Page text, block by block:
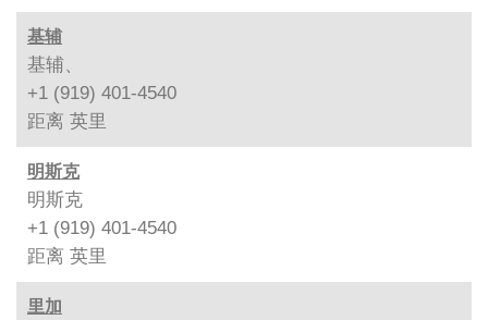
基辅
基辅、
+1 (919) 401-4540
距离 英里
明斯克
明斯克
+1 (919) 401-4540
距离 英里
里加